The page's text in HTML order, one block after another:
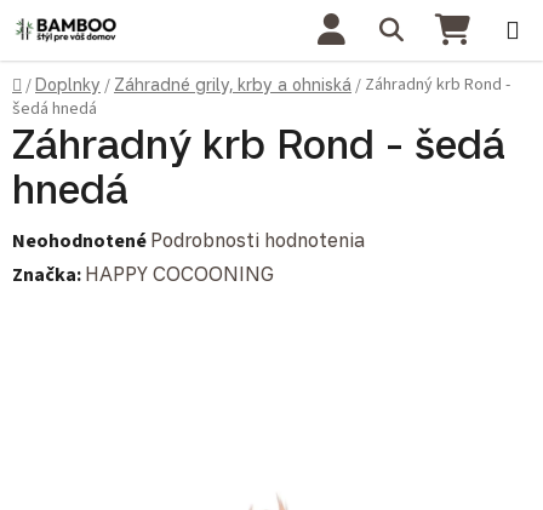
Prejsť na obsah Hľadať
Domov
/Doplnky / Záhradné grily, krby a ohniská / Záhradný krb Rond -
šedá hnedá
Záhradný krb Rond - šedá
hnedá
Priemerné hodnotenie produktu je 0,0 z 5 hviezdičiek.
Neohodnotené Podrobnosti hodnotenia
Značka: HAPPY COCOONING